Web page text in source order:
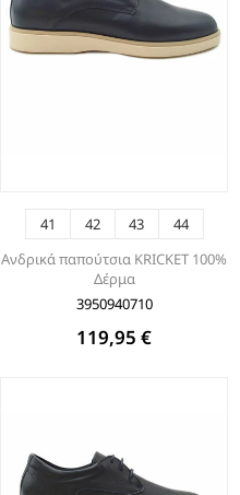
41 42 43
44
Ανδρικά παπούτσια KRICKET 100%
Δέρμα
3950940710
119,95 €